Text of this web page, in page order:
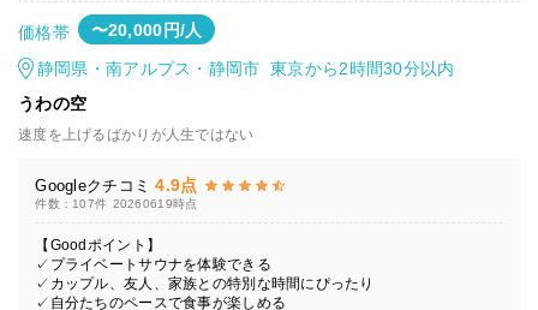
価格帯 〜20,000円/人
静岡県・南アルプス・静岡市 東京から2時間30分以内
うわの空
速度を上げるばかりが人生ではない
Googleクチコミ 4.9点
件数：107件 20260619時点
【Goodポイント】
✓プライベートサウナを体験できる
✓カップル、友人、家族との特別な時間にぴったり
✓自分たちのペースで食事が楽しめる